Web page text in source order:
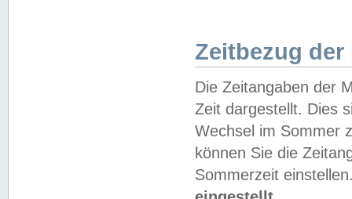
Zeitbezug der
Die Zeitangaben der
Zeit dargestellt. Dies
Wechsel im Sommer
können Sie die
Sommerzeit